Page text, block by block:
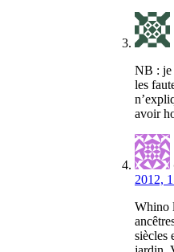
NB : je
les
avoir
2012,
Whino
siècles